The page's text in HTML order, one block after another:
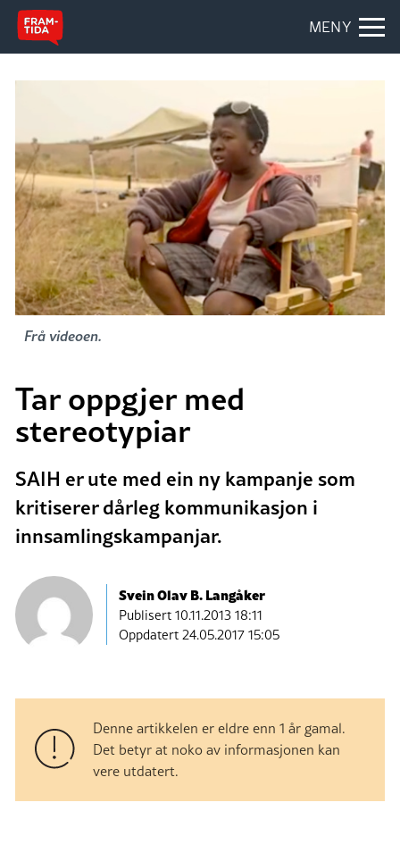
MENY
Frå videoen.
Tar oppgjer med
stereotypiar
SAIH er ute med ein ny kampanje som
kritiserer dårleg kommunikasjon i
innsamlingskampanjar.
Svein Olav B. Langåker
Publisert10.11.2013 18:11
Oppdatert 24.05.2017 15:05
Denne artikkelen er eldre enn 1 år gamal.
Det betyr at noko av informasjonen kan
vere utdatert.